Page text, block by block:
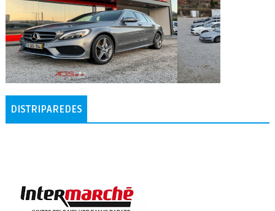
DISTRIPAREDES